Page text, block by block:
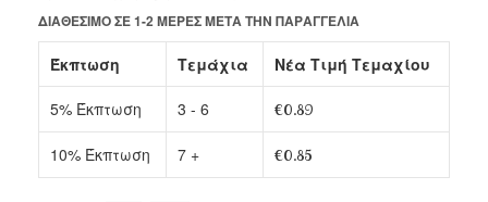
Ντελικατέσεν
Νιφάδες & Σπόροι Δημητριακών
ΔΙΑΘΈΣΙΜΟ ΣΕ 1-2 ΜΈΡΕΣ ΜΕΤΆ ΤΗΝ ΠΑΡΑΓΓΕΛΊΑ
Έκπτωση Τεμάχια Νέα Τιμή Τεμαχίου
5% Έκπτωση 3 - 6 €0.89
10% Έκπτωση 7 + €0.85